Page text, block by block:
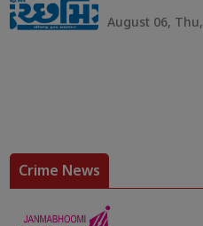
August 06,
Crime News